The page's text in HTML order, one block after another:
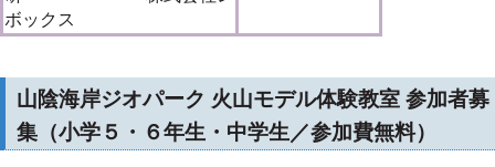
ボックス
山陰海岸ジオパーク 火山モデル体験教室 参加者募
集（小学５・６年生・中学生／参加費無料）